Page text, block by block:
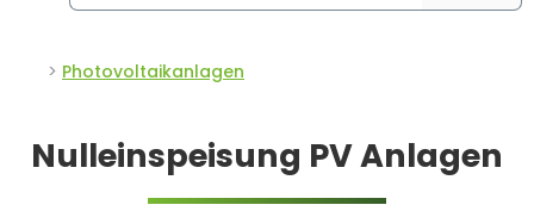
Photovoltaikanlagen
Nulleinspeisung PV Anlagen